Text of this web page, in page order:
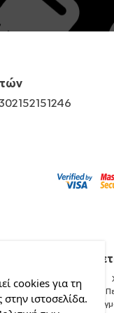
cookies για τη
ιστοσελίδα.